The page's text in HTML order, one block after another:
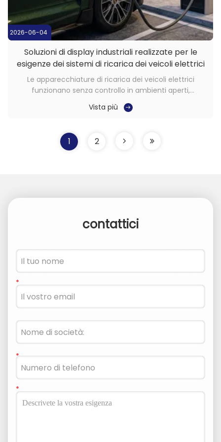
2026-06-04
Soluzioni di display industriali realizzate per le
esigenze dei sistemi di ricarica dei veicoli elettrici
Le apparecchiature di ricarica dei veicoli elettrici
funzionano senza controllo in ambienti aperti,
sottoposti a luce solare diretta, pioggia, polvere e
oscillazioni di temperatura che possono superare i 50
principale punto di contatto tra il ...
Vista più
1 2
contattici